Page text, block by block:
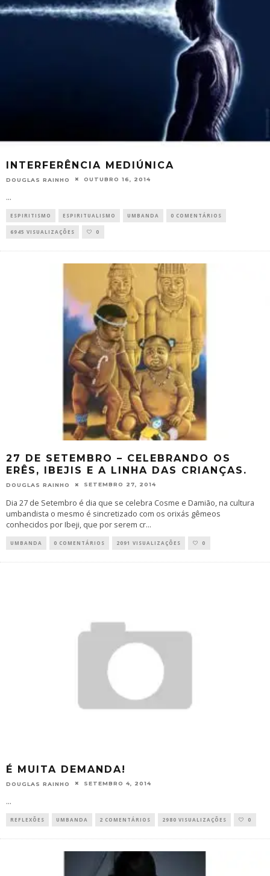
INTERFERÊNCIA MEDIÚNICA
DOUGLAS RAINHO OUTUBRO 16, 2014
...
ESPIRITISMO ESPIRITUALISMO UMBANDA 0 COMENTÁRIOS
6945 VISUALIZAÇÕES 0
27 DE SETEMBRO – CELEBRANDO OS
ERÊS, IBEJIS E A LINHA DAS CRIANÇAS.
DOUGLAS RAINHO SETEMBRO 27, 2014
Dia 27 de Setembro é dia que se celebra Cosme e Damião, na cultura
umbandista o mesmo é sincretizado com os orixás gêmeos
conhecidos por Ibeji, que por serem cr...
UMBANDA 0 COMENTÁRIOS 2091 VISUALIZAÇÕES 0
É MUITA DEMANDA!
DOUGLAS RAINHO SETEMBRO 4, 2014
...
REFLEXÕES UMBANDA 2 COMENTÁRIOS 2980 VISUALIZAÇÕES 0